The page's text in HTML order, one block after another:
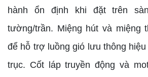
hành ổn định khi đặt trên
tường/trần. Miệng hút và miệng
để hỗ trợ luồng gió lưu thông
trục. Cốt láp truyền động và